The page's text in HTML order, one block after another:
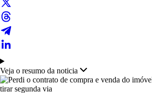
Veja o resumo da noticia